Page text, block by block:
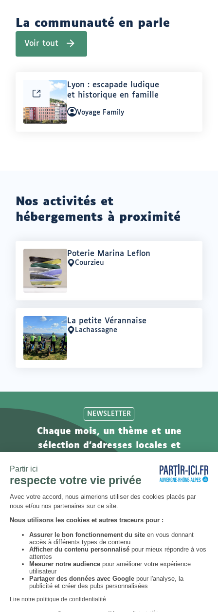
La communauté en parle
Voir tout
Article
:
Lyon : escapade ludique
et historique en famille
Auteur
Voyage Family
Nos activités et
hébergements à proximité
Offre
:
Poterie Marina Leflon
LieuCourzieu
Offre
:
La petite Vérannaise
Lieu
:
Lachassagne
NEWSLETTER
Chaque mois, un thème et une
sélection d'adresses locales et
newsletter !
S’abonner
Facebook
ouvrir
vers
un
nouvel
ouvrir
vers
un
nouvel
ouvrir
vers
ouvrir
vers